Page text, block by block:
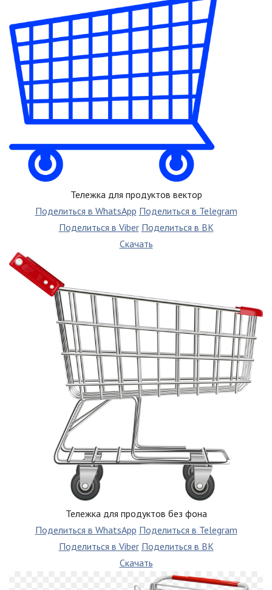
Тележка для продуктов вектор
Поделиться в WhatsApp Поделиться в Telegram
Поделиться в Viber Поделиться в ВК
Скачать
Тележка для продуктов без фона
Поделиться в WhatsApp Поделиться в Telegram
Поделиться в Viber Поделиться в ВК
Скачать